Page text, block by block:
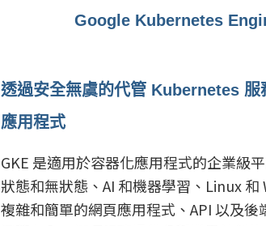
Google Kubernetes
透過安全無虞的代管 Kubernetes 服
應用程式
GKE 是適用於容器化應用程式的企業級
狀態和無狀態、AI 和機器學習、Linux 和
複雜和簡單的網頁應用程式、API 以及後